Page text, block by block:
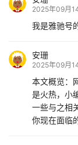
2025年09月
我是雅驰号
安珊
2025年09月
本文概览：
是火热，小
一些与之相
你现在面临